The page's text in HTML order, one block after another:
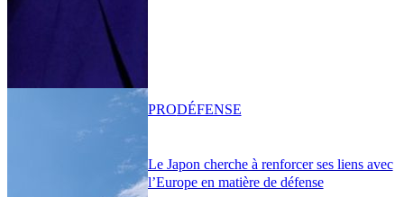
Le Japon cherche à renforcer ses liens avec
l’Europe en matière de défense
PRODÉFENSE